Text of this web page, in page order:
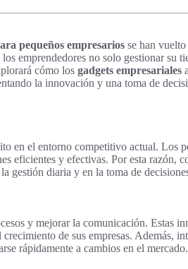
pequeños empresarios se han vuelto
los emprendedores no solo gestionar su
cómo los gadgets empresariales
la innovación y una toma de
en el entorno competitivo actual. Los
eficientes y efectivas. Por esta razón,
gestión diaria y en la toma de
y mejorar la comunicación. Estas
de sus empresas. Además,
rápidamente a cambios en el mercado.